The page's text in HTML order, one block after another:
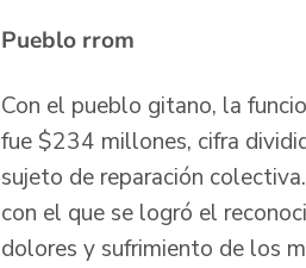
Pueblo rrom
Con el pueblo gitano, la
fue $234 millones, cifra
sujeto de reparación
con el que se logró el
dolores y sufrimiento de los